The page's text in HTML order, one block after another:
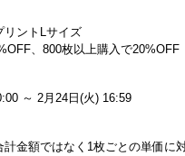
リントLサイズ
、800枚以上購入で20%OFF
～ 2月24日(火) 16:59
計金額ではなく1枚ごとの単価に